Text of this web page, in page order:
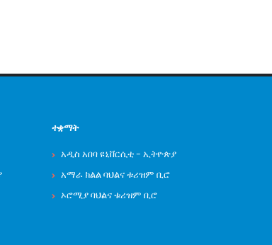
ተቋማት
አዲስ አበባ ዩኒቨርሲቲ - ኢትዮጵያ
አማራ ክልል ባህልና ቱሪዝም ቢሮ
ኦሮሚያ ባህልና ቱሪዝም ቢሮ